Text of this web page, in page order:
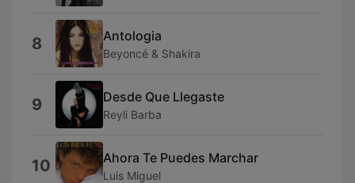
8 Antologia
Beyoncé & Shakira
9 Desde Que Llegaste
Reyli Barba
10 Ahora Te Puedes Marchar
Luis Miguel